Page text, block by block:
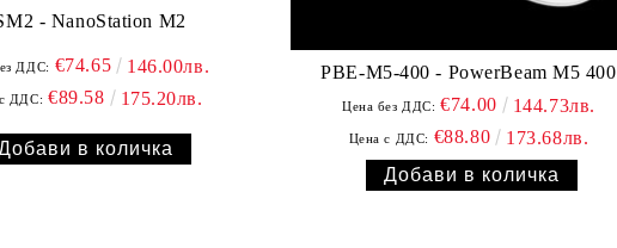
- NanoStation M2
ДДС: €74.65 146.00лв.
ДДС: €89.58 175.20лв.
PBE-M5-400 - PowerBeam M5 400
Цена без ДДС: €74.00 144.73лв.
Цена с ДДС: €88.80 173.68лв.